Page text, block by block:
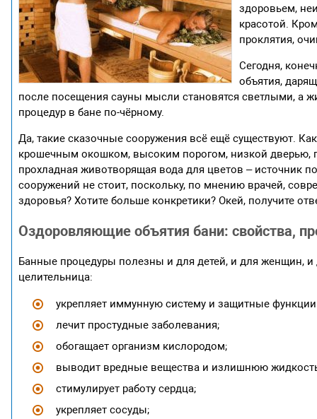
здоровьем,
красотой.
проклятия,
Сегодня,
объятия,
после посещения сауны мысли становятся светлыми, а
процедур в бане по-чёрному.
Да, такие сказочные сооружения всё ещё существуют.
крошечным окошком, высоким порогом, низкой дверью,
прохладная животворящая вода для цветов – источник
сооружений не стоит, поскольку, по мнению врачей,
здоровья? Хотите больше конкретики? Окей, получите
Оздоровляющие объятия бани: свойства,
Банные процедуры полезны и для детей, и для женщин,
целительница:
укрепляет иммунную систему и защитные
лечит простудные заболевания;
обогащает организм кислородом;
выводит вредные вещества и излишнюю
стимулирует работу сердца;
укрепляет сосуды;